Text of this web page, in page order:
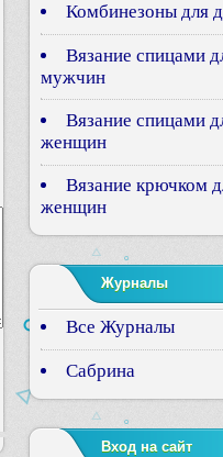
Комбинезоны для
Вязание спицами
мужчин
Вязание спицами
женщин
Вязание крючком
женщин
Журналы
Все Журналы
Сабрина
Вход на сайт